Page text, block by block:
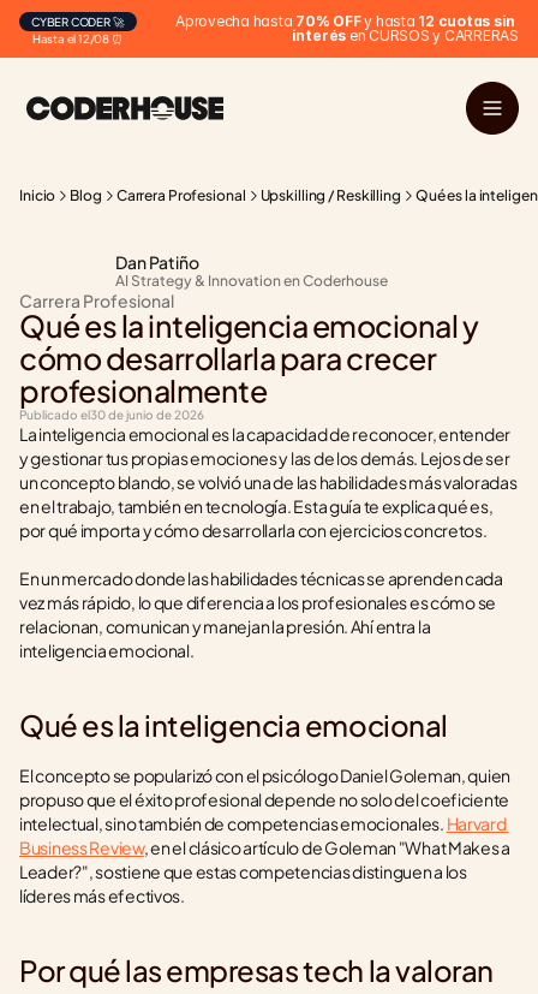
Hasta el 12/08 ⏰
CYBER CODER 🚀 Aprovecha hasta 70% OFF y hasta 12 cuotas sin
interés en CURSOS y CARRERAS
Inicio Blog Carrera Profesional Upskilling / Reskilling Qué es la
Dan Patiño
AI Strategy & Innovation en Coderhouse
Carrera Profesional
Qué es la inteligencia emocional y
cómo desarrollarla para crecer
profesionalmente
Publicado el30 de junio de 2026
La inteligencia emocional es la capacidad de reconocer, entender
y gestionar tus propias emociones y las de los demás. Lejos de ser
un concepto blando, se volvió una de las habilidades más valoradas
en el trabajo, también en tecnología. Esta guía te explica qué es,
por qué importa y cómo desarrollarla con ejercicios concretos.
En un mercado donde las habilidades técnicas se aprenden cada
vez más rápido, lo que diferencia a los profesionales es cómo se
relacionan, comunican y manejan la presión. Ahí entra la
inteligencia emocional.
Qué es la inteligencia emocional
El concepto se popularizó con el psicólogo Daniel Goleman, quien
propuso que el éxito profesional depende no solo del coeficiente
intelectual, sino también de competencias emocionales. Harvard
Business Review, en el clásico artículo de Goleman "What Makes a
Leader?", sostiene que estas competencias distinguen a los
líderes más efectivos.
Por qué las empresas tech la valoran